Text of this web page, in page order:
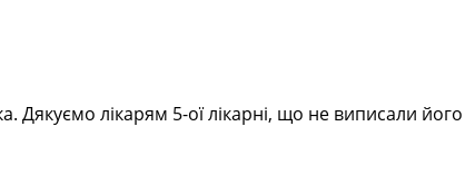
Дякуємо лікарям 5-ої лікарні, що не виписали